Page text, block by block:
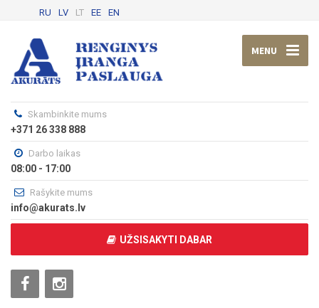
RU LV LT EE EN
MENU
Skambinkite mums
+371 26 338 888
Darbo laikas
08:00 - 17:00
Rašykite mums
info@akurats.lv
UŽSISAKYTI DABAR